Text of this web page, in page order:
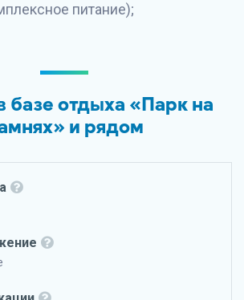
питание);
базе отдыха «Парк на
и рядом